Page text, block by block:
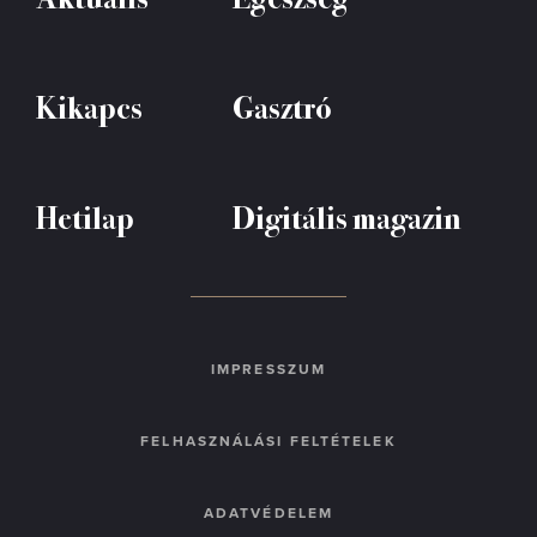
Kikapcs Gasztró
Hetilap Digitális magazin
IMPRESSZUM
FELHASZNÁLÁSI FELTÉTELEK
ADATVÉDELEM